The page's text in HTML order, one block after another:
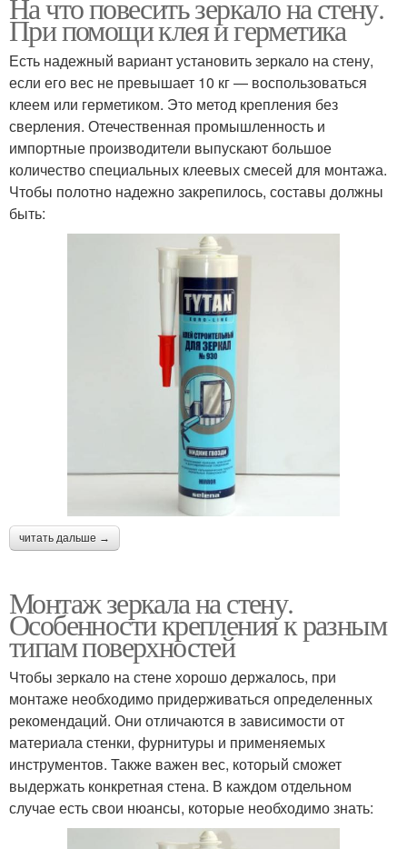
Держатели для зеркал Зеркало на стену
Зеркало без рамы
При помощи клея и герметика
Есть надежный вариант установить зеркало на стену,
если его вес не превышает 10 кг — воспользоваться
клеем или герметиком. Это метод крепления без
сверления. Отечественная промышленность и
импортные производители выпускают большое
количество специальных клеевых смесей для монтажа.
Чтобы полотно надежно закрепилось, составы должны
быть:
читать дальше →
Монтаж зеркала на стену.
Особенности крепления к разным
типам поверхностей
Чтобы зеркало на стене хорошо держалось, при
монтаже необходимо придерживаться определенных
рекомендаций. Они отличаются в зависимости от
материала стенки, фурнитуры и применяемых
инструментов. Также важен вес, который сможет
выдержать конкретная стена. В каждом отдельном
случае есть свои нюансы, которые необходимо знать: